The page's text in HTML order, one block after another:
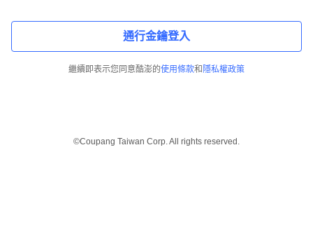
通行金鑰登入
繼續即表示您同意酷澎的使用條款和 隱私權政策
©Coupang Taiwan Corp. All rights reserved.